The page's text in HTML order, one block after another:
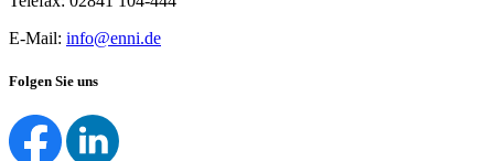
E-Mail: info@enni.de
Folgen Sie uns